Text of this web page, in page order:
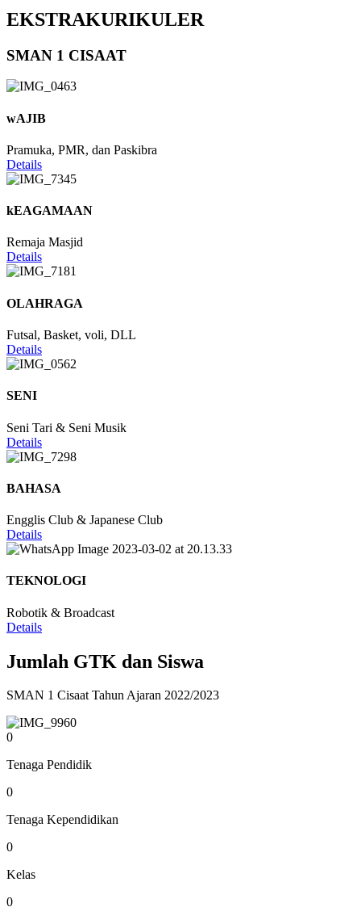
EKSTRAKURIKULER
SMAN 1 CISAAT
wAJIB
Pramuka, PMR, dan Paskibra
Details
kEAGAMAAN
Remaja Masjid
Details
OLAHRAGA
Futsal, Basket, voli, DLL
Details
SENI
Seni Tari & Seni Musik
Details
BAHASA
Engglis Club & Japanese Club
Details
TEKNOLOGI
Robotik & Broadcast
Details
Jumlah GTK dan Siswa
SMAN 1 Cisaat Tahun Ajaran 2022/2023
0
Tenaga Pendidik
0
Tenaga Kependidikan
0
Kelas
0